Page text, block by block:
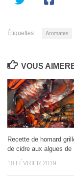
Étiquettes : Aromates
VOUS
Recette de homard
de cidre aux algues de
10 FÉVRIER 2019